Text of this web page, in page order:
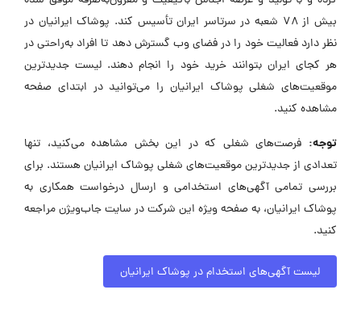
بیش از ۷۸ شعبه در سرتاسر ایران تأسیس کند. پوشاک ایرانیان در
نظر دارد فعالیت خود را در فضای وب گسترش دهد تا افراد به‌راحتی در
هر کجای ایران بتوانند خرید خود را انجام دهند. لیست جدیدترین
موقعیت‌های شغلی پوشاک ایرانیان را می‌توانید در ابتدای صفحه
مشاهده کنید.
توجه: فرصت‌های شغلی که در این بخش مشاهده می‌کنید، تنها
تعدادی از جدیدترین موقعیت‌های شغلی پوشاک ایرانیان هستند. برای
بررسی تمامی آگهی‌های استخدامی و ارسال درخواست همکاری به
پوشاک ایرانیان، به صفحه ویژه این شرکت در سایت جاب‌ویژن مراجعه
کنید.
لیست آگهی‌های استخدام در پوشاک ایرانیان